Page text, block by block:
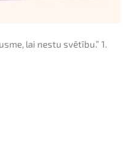
lai nestu svētību.” 1.